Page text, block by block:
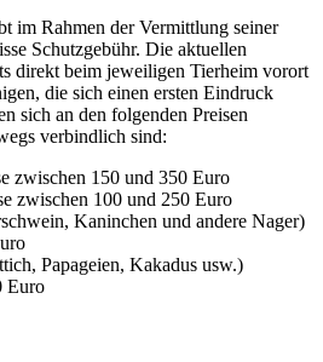
im Rahmen der Vermittlung seiner
Schutzgebühr. Die aktuellen
direkt beim jeweiligen Tierheim vorort
die sich einen ersten Eindruck
sich an den folgenden Preisen
verbindlich sind:
zwischen 150 und 350 Euro
zwischen 100 und 250 Euro
Kaninchen und andere Nager)
Papageien, Kakadus usw.)
Euro